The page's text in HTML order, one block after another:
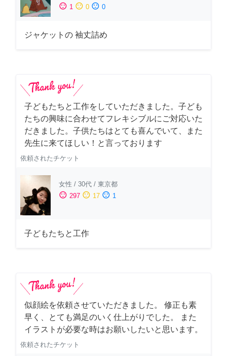
sentiment_satisfied 1 sentiment_neutral 0 sentiment_dissatisfied 0
ジャケットの 袖丈詰め
子どもたちと工作をしていただきました。子ども
たちの興味に合わせてフレキシブルにご対応いた
だきました。子供たちはとても喜んでいて、また
先生に来てほしい！と言っております
依頼されたチケット
女性 / 30代 / 東京都
sentiment_satisfied 297 sentiment_neutral 17 sentiment_dissatisfied 1
子どもたちと工作
似顔絵を依頼させていただきました。 修正も素
早く、とても満足のいく仕上がりでした。 また
イラストが必要な時はお願いしたいと思います。
依頼されたチケット